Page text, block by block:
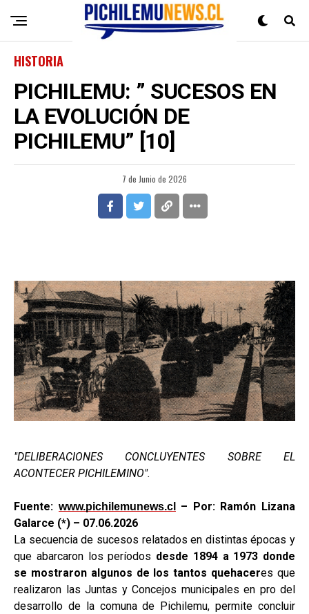
HISTORIA
PICHILEMU: ” SUCESOS EN
LA EVOLUCIÓN DE
PICHILEMU” [10]
7 de Junio de 2026
"DELIBERACIONES CONCLUYENTES SOBRE EL
ACONTECER PICHILEMINO".
Fuente: www.pichilemunews.cl – Por: Ramón Lizana
Galarce (*) – 07.06.2026
La secuencia de sucesos relatados en distintas épocas y
que abarcaron los períodos desde 1894 a 1973 donde
se mostraron algunos de los tantos quehaceres que
realizaron las Juntas y Concejos municipales en pro del
desarrollo de la comuna de Pichilemu, permite concluir